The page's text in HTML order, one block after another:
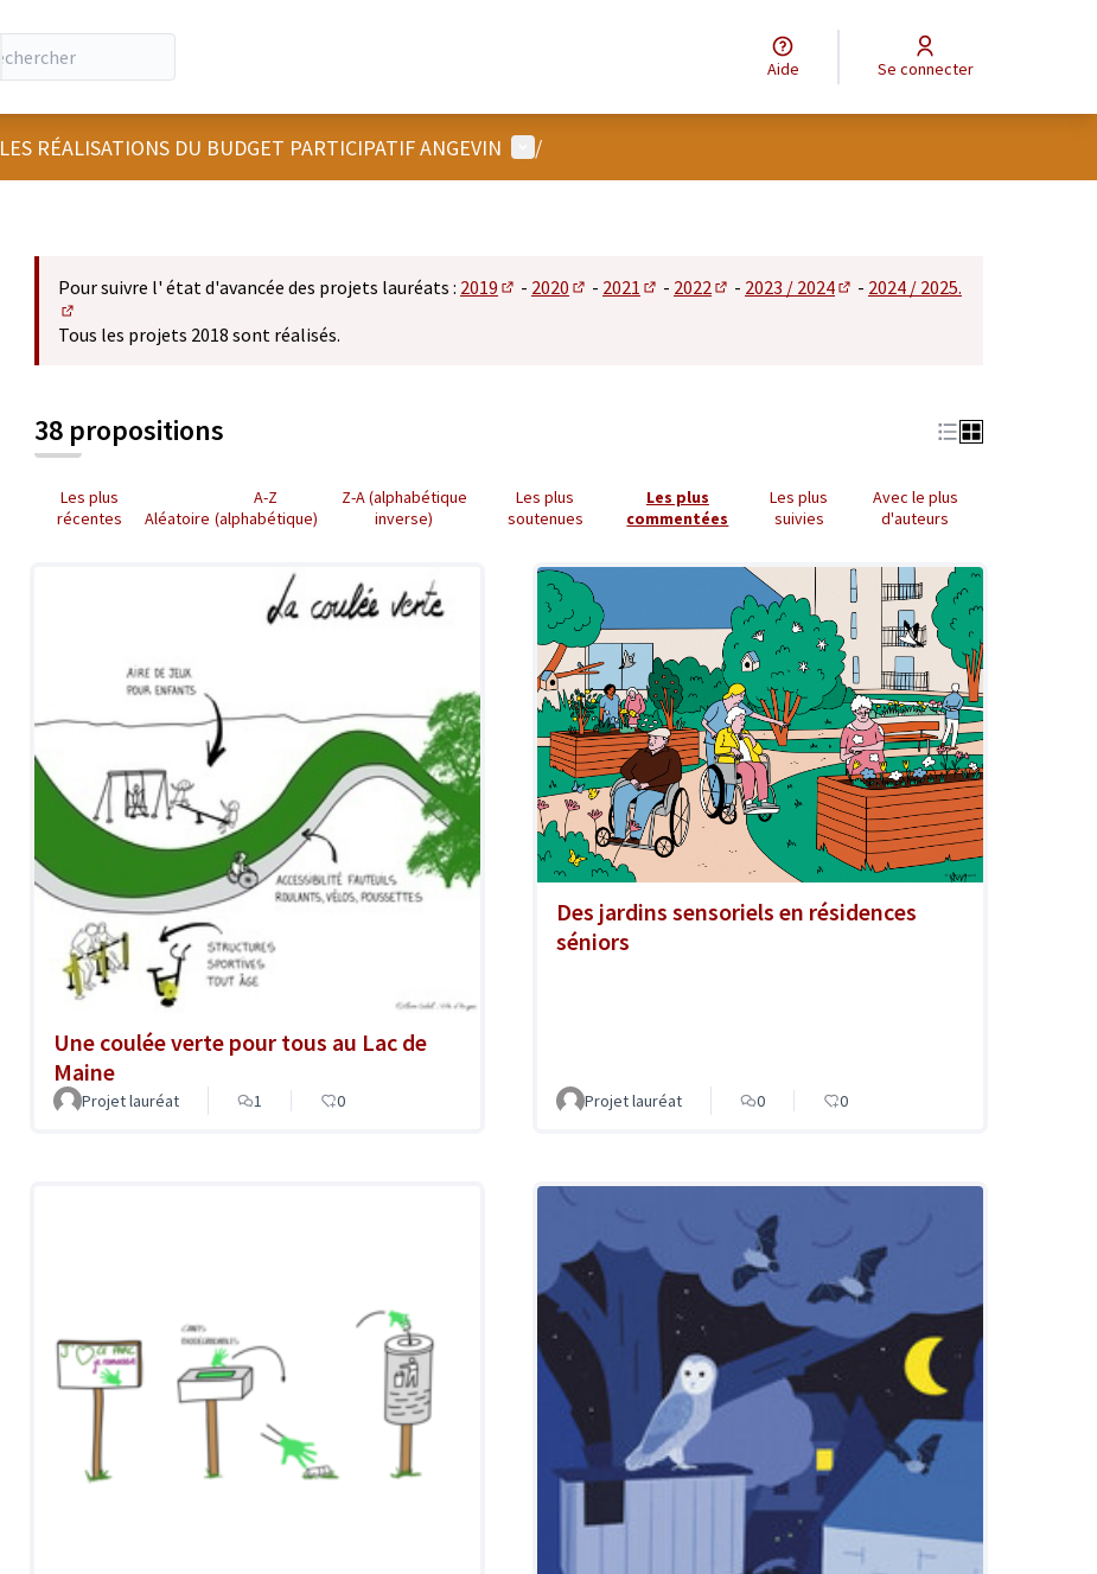
Aide Se connecter
LES RÉALISATIONS DU BUDGET PARTICIPATIF ANGEVIN Menu utilisateur
/
Pour suivre l' état d'avancée des projets lauréats : 2019 - 2020
(S'ouvre dans un nouvel onglet)
- 2021
(S'ouvre dans un nouvel onglet)
- 2022
(S'ouvre dans un nouvel onglet)
- 2023 / 2024
(S'ouvre dans un nouvel onglet)
- 2024 / 2025.
(S'ouvre dans un nouvel onglet)
Tous les projets 2018 sont réalisés.
38 propositions
Les plus
récentes
Aléatoire
A-Z
(alphabétique)
Z-A (alphabétique
inverse)
Les plus
soutenues
Les plus
commentées
Les plus
suivies
Avec le plus
d'auteurs
Une coulée verte pour tous au Lac de
Maine
Projet lauréat 1 0
Des jardins sensoriels en résidences
séniors
Projet lauréat 0 0